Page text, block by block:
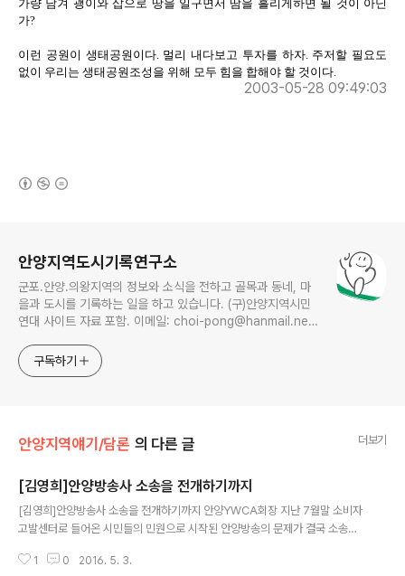
가량 남겨 괭이와 삽으로 땅을 일구면서 땀을 흘리게하면 될 것이 아닌
가?
이런 공원이 생태공원이다. 멀리 내다보고 투자를 하자. 주저할 필요도
없이 우리는 생태공원조성을 위해 모두 힘을 합해야 할 것이다.
2003-05-28 09:49:03
안양지역도시기록연구소
군포.안양.의왕지역의 정보와 소식을 전하고 골목과 동네, 마
을과 도시를 기록하는 일을 하고 있습니다. (구)안양지역시민
연대 사이트 자료 포함. 이메일: choi-pong@hanmail.net
구독하기
안양지역얘기/담론 의 다른 글 더보기
[김영희]안양방송사 소송을 전개하기까지
[김영희]안양방송사 소송을 전개하기까지 안양YWCA회장 지난 7월말 소비자
고발센터로 들어온 시민들의 민원으로 시작된 안양방송의 문제가 결국 소송으
눈과 귀가 되어왔던 안양방송이기에 시청자로서 소송을 제기한다는 것이 제살
1 0 2016. 5. 3.